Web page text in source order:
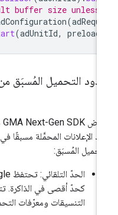
buffer size unless
(
.start(adUnitId,
التحميل المُسبَق من
GMA Next-Gen SDKحدًا
الإعلانات المحمَّلة مسبقًا في
المُسبَق:
كحدّ أقصى في الذاكرة. تتم
التنسيقات ومعرّفات